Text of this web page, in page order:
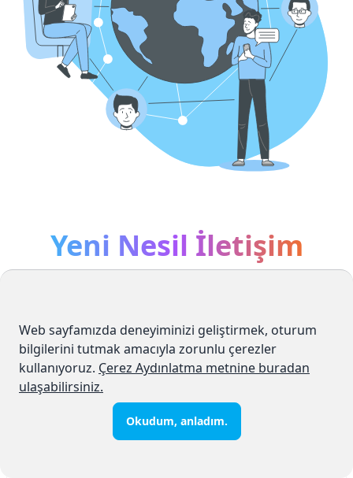
Yeni Nesil İletişim
Kampanyalar Ne hız
alırım? Abone Ol
Web sayfamızda deneyiminizi geliştirmek, oturum
bilgilerini tutmak amacıyla zorunlu çerezler
kullanıyoruz. Çerez Aydınlatma metnine buradan
ulaşabilirsiniz.
Okudum, anladım.